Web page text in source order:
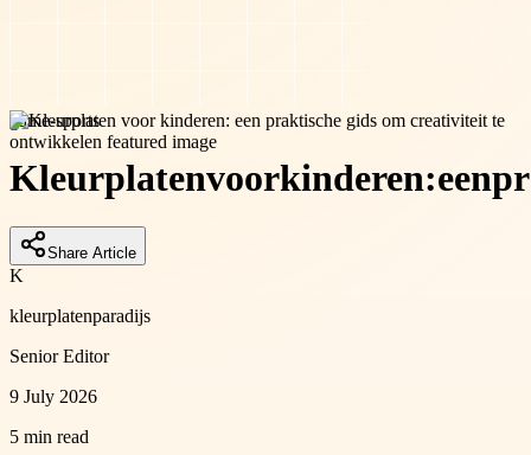
game-sports
Kleurplatenvoorkinderen:een
Share Article
K
kleurplatenparadijs
Senior Editor
9 July 2026
5 min read